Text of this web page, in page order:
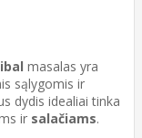
masalas yra
sąlygomis ir
dydis idealiai tinka
ir salačiams.